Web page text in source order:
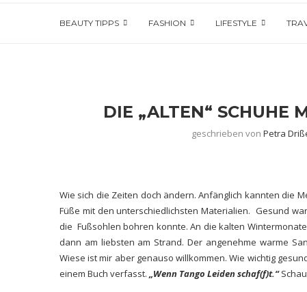
BEAUTY TIPPS FASHION LIFESTYLE
DIE „ALTEN“ SCHUHE
geschrieben vonPetra
Wie sich die Zeiten doch ändern. Anfänglich kannten die
Füße mit den unterschiedlichsten Materialien. Gesund
die Fußsohlen bohren konnte.An die kalten
dann am liebsten am Strand. Der angenehme warme
Wiese ist mir aber genauso willkommen. Wie wichtig
einem Buch verfasst. „Wenn Tango Leiden schaf(f)t.“